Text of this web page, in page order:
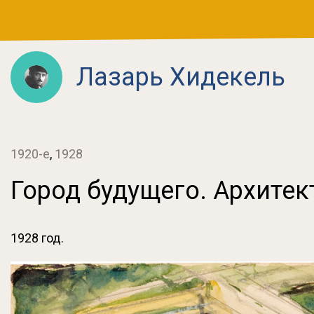
Лазарь Хидекель
1920-е, 1928
Город будущего.
1928 год.